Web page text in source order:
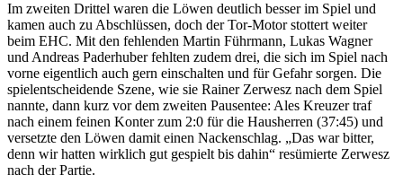
Im zweiten Drittel waren die Löwen deutlich besser im Spiel und
kamen auch zu Abschlüssen, doch der Tor-Motor stottert weiter
beim EHC. Mit den fehlenden Martin Führmann, Lukas Wagner
und Andreas Paderhuber fehlten zudem drei, die sich im Spiel nach
vorne eigentlich auch gern einschalten und für Gefahr sorgen. Die
spielentscheidende Szene, wie sie Rainer Zerwesz nach dem Spiel
nannte, dann kurz vor dem zweiten Pausentee: Ales Kreuzer traf
nach einem feinen Konter zum 2:0 für die Hausherren (37:45) und
versetzte den Löwen damit einen Nackenschlag. „Das war bitter,
denn wir hatten wirklich gut gespielt bis dahin“ resümierte Zerwesz
nach der Partie.